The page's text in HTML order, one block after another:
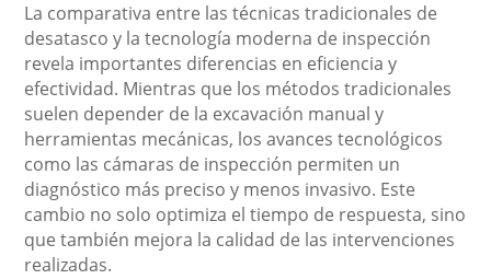
La comparativa entre las técnicas tradicionales de
desatasco y la tecnología moderna de inspección
revela importantes diferencias en eficiencia y
efectividad. Mientras que los métodos tradicionales
suelen depender de la excavación manual y
herramientas mecánicas, los avances tecnológicos
como las cámaras de inspección permiten un
diagnóstico más preciso y menos invasivo. Este
cambio no solo optimiza el tiempo de respuesta, sino
que también mejora la calidad de las intervenciones
realizadas.